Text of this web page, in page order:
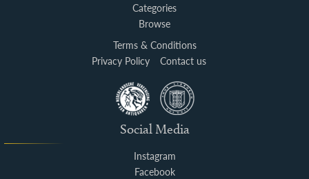
Categories
Browse
Terms & Conditions
Privacy Policy
Contact us
Social Media
Instagram
Facebook